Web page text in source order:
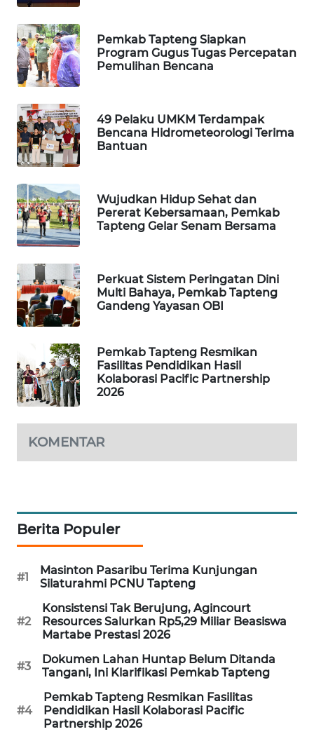
Pemkab Tapteng Siapkan
Program Gugus Tugas Percepatan
Pemulihan Bencana
49 Pelaku UMKM Terdampak
Bencana Hidrometeorologi Terima
Bantuan
Wujudkan Hidup Sehat dan
Pererat Kebersamaan, Pemkab
Tapteng Gelar Senam Bersama
Perkuat Sistem Peringatan Dini
Multi Bahaya, Pemkab Tapteng
Gandeng Yayasan OBI
Pemkab Tapteng Resmikan
Fasilitas Pendidikan Hasil
Kolaborasi Pacific Partnership
2026
KOMENTAR
Berita Populer
#1
Masinton Pasaribu Terima Kunjungan
Silaturahmi PCNU Tapteng
#2
Konsistensi Tak Berujung, Agincourt
Resources Salurkan Rp5,29 Miliar Beasiswa
Martabe Prestasi 2026
#3
Dokumen Lahan Huntap Belum Ditanda
Tangani, Ini Klarifikasi Pemkab Tapteng
#4
Pemkab Tapteng Resmikan Fasilitas
Pendidikan Hasil Kolaborasi Pacific
Partnership 2026
PORTAL
KONSUMEN
FORWAMKI
ALPERKLINAS
FORJASIDA
TAMBANG
NEWS
SITUNGIR
SIDIKALANG
NEWS
SIBARAGAS
NEWS
METRO
METRO
JAKARTA
NEWS
KRT
NEWS
KARING
NEWS
JURNAL
MARITIM